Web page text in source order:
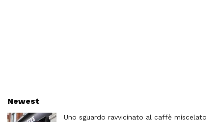
Newest
Uno sguardo ravvicinato al caffè miscelato